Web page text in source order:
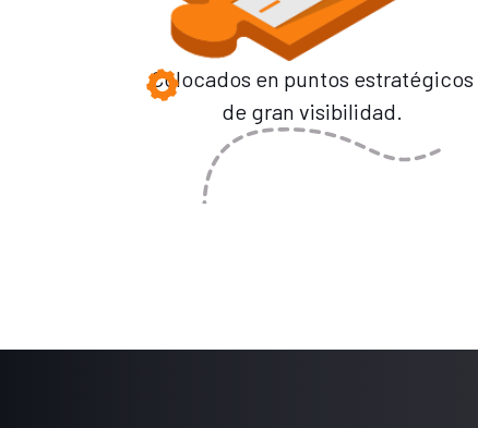
Colocados en puntos estratégicos
de gran visibilidad.